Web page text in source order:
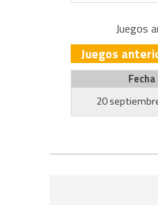
Juegos
Juegos
Fecha
20